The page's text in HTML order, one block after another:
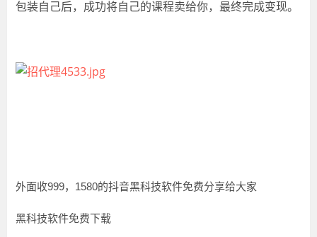
包装自己后，成功将自己的课程卖给你，最终完成变现。
外面收999，1580的抖音黑科技软件免费分享给大家
黑科技软件免费下载